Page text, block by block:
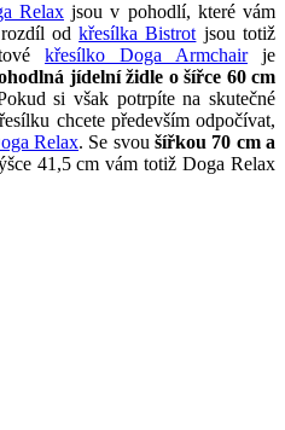
Relax jsou v pohodlí, které vám
rozdíl odkřesílka Bistrotjsou totiž
křesílko Doga Armchairje
jídelní židle o šířce 60 cm
si však potrpíte na skutečné
chcete především odpočívat,
Relax. Se svoušířkou 70 cm a
41,5 cm vám totiž Doga Relax